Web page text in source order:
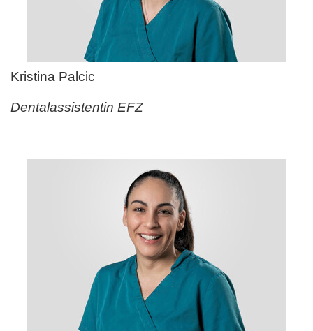
Kristina Palcic
Dentalassistentin EFZ